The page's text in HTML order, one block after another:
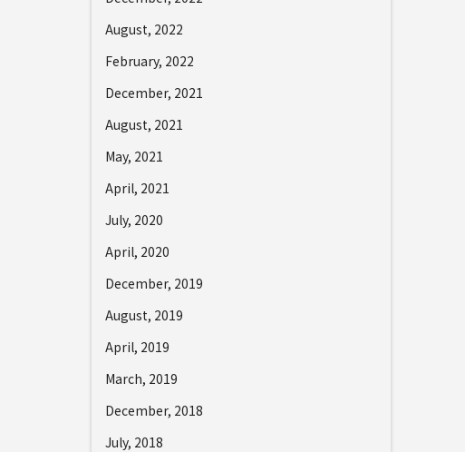
August, 2022
February, 2022
December, 2021
August, 2021
May, 2021
April, 2021
July, 2020
April, 2020
December, 2019
August, 2019
April, 2019
March, 2019
December, 2018
July, 2018